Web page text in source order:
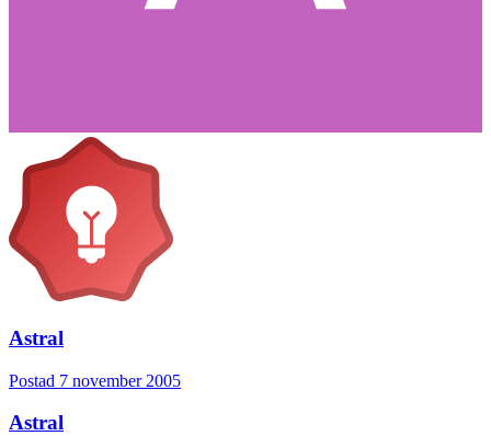
Astral
Postad 7 november 2005
Astral